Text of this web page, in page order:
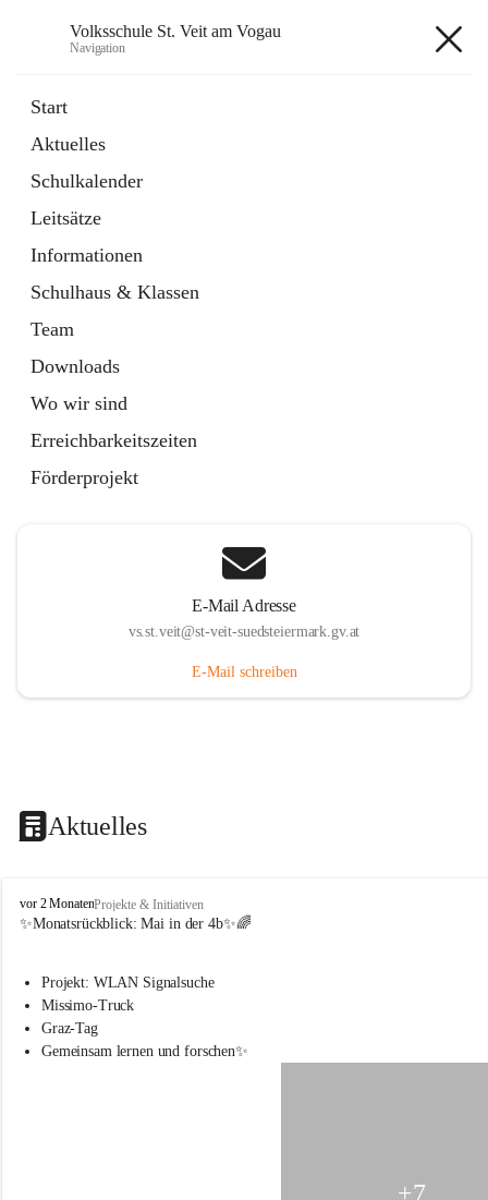
Volksschule St. Veit am Vogau
Navigation
Start
Aktuelles
Schulkalender
Leitsätze
Informationen
Schulhaus & Klassen
Team
Downloads
Wo wir sind
Erreichbarkeitszeiten
Förderprojekt
E-Mail Adresse
vs.st.veit@st-veit-suedsteiermark.gv.at
E-Mail schreiben
Aktuelles
V
o
s
s
c
vor 2 MonatenProjekte & Initiativen
✨Monatsrückblick: Mai in der 4b✨🌈
Projekt: WLAN Signalsuche
Missimo-Truck
Graz-Tag
Gemeinsam lernen und forschen✨
+7